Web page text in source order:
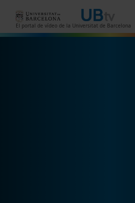
El portal de vídeo de la Universitat de Barcelona